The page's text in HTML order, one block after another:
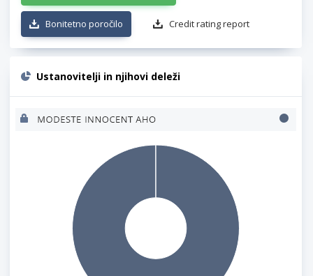
Bonitetno poročilo Credit rating report
Ustanovitelji in njihovi deleži